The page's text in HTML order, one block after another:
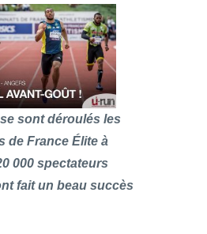
sont déroulés les
de France Élite à
000 spectateurs
fait un beau succès